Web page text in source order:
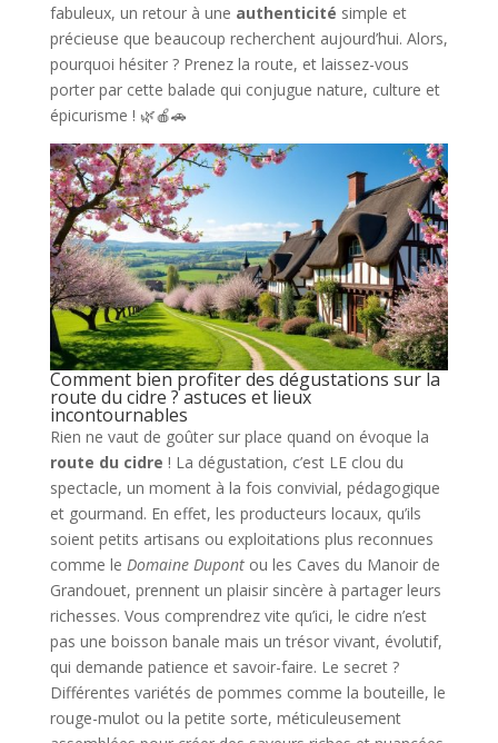
fabuleux, un retour à une authenticité simple et
précieuse que beaucoup recherchent aujourd’hui. Alors,
pourquoi hésiter ? Prenez la route, et laissez-vous
porter par cette balade qui conjugue nature, culture et
épicurisme ! 🌿🍎🚗
Comment bien profiter des dégustations sur la
route du cidre ? astuces et lieux
incontournables
Rien ne vaut de goûter sur place quand on évoque la
route du cidre ! La dégustation, c’est LE clou du
spectacle, un moment à la fois convivial, pédagogique
et gourmand. En effet, les producteurs locaux, qu’ils
soient petits artisans ou exploitations plus reconnues
comme le Domaine Dupontou les Caves du Manoir de
Grandouet, prennent un plaisir sincère à partager leurs
richesses. Vous comprendrez vite qu’ici, le cidre n’est
pas une boisson banale mais un trésor vivant, évolutif,
qui demande patience et savoir-faire. Le secret ?
Différentes variétés de pommes comme la bouteille, le
rouge-mulot ou la petite sorte, méticuleusement